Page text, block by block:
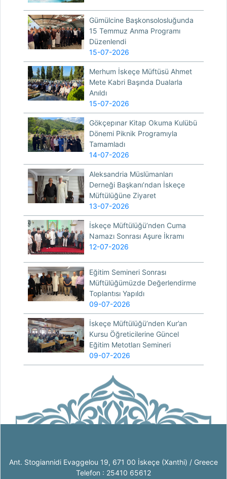
Gümülcine Başkonsolosluğunda
15 Temmuz Anma Programı
Düzenlendi
15-07-2026
Merhum İskeçe Müftüsü Ahmet
Mete Kabri Başında Dualarla
Anıldı
15-07-2026
Gökçepınar Kitap Okuma Kulübü
Dönemi Piknik Programıyla
Tamamladı
14-07-2026
Aleksandria Müslümanları
Derneği Başkanı’ndan İskeçe
Müftülüğüne Ziyaret
13-07-2026
İskeçe Müftülüğü’nden Cuma
Namazı Sonrası Aşure İkramı
12-07-2026
Eğitim Semineri Sonrası
Müftülüğümüzde Değerlendirme
Toplantısı Yapıldı
09-07-2026
İskeçe Müftülüğü’nden Kur’an
Kursu Öğreticilerine Güncel
Eğitim Metotları Semineri
09-07-2026
Ant. Stogiannidi Evaggelou 19, 671 00 İskeçe (Xanthi) / Greece
Telefon : 25410 65612